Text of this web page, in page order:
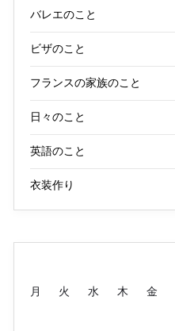
バレエのこと
ビザのこと
フランスの家族のこと
日々のこと
英語のこと
衣装作り
月 火 水 木 金